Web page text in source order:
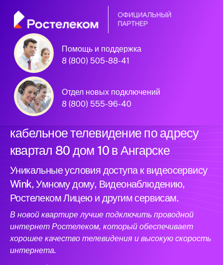
Помощь и поддержка
8 (800) 505-88-41
Отдел новых подключений
8 (800) 555-96-40
Официальный
партнер Ростелеком
Подключили новый интернет и
кабельное телевидение по адресу
квартал 80 дом 10 в Ангарске
Уникальные условия доступа к видеосервису
Wink, Умному дому, Видеонаблюдению,
Ростелеком Лицею и другим сервисам.
В новой квартире лучше подключить проводной
интернет Ростелеком, который обеспечивает
хорошее качество телевидения и высокую скорость
интернета.